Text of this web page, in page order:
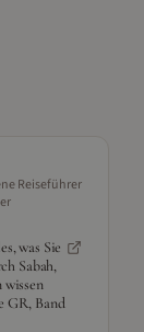
Reiseführer
was Sie
Sabah,
wissen
GR, Band